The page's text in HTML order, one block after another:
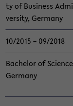
ty of Busi­ness
ver­si­ty, Ger­ma­ny
10/2015 – 09/2018
Ba­che­lor of
Ger­ma­ny